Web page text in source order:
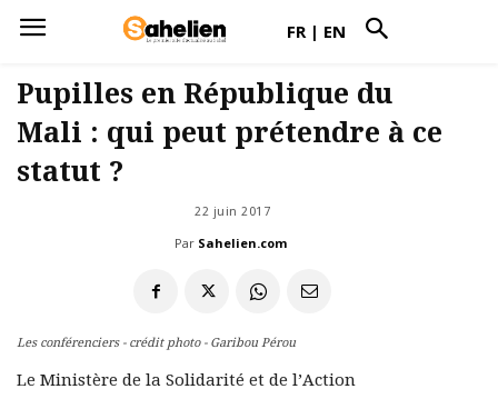
FR | EN
Pupilles en République du
Mali : qui peut prétendre à ce
statut ?
22 juin 2017
Par Sahelien.com
Les conférenciers - crédit photo - Garibou Pérou
Le Ministère de la Solidarité et de l’Action